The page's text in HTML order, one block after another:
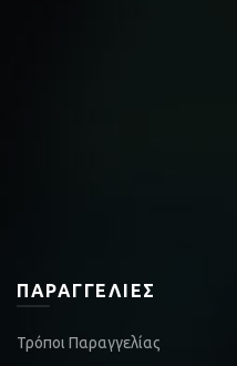
ΠΑΡΑΓΓΕΛΊΕΣ
Τρόποι Παραγγελίας